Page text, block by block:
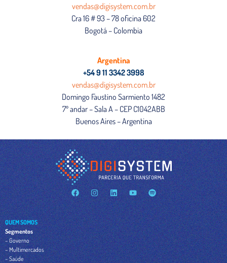
vendas@digisystem.com.br
Cra 16 # 93 – 78 oficina 602
Bogotá – Colombia
Argentina
+54 9 11 3342 3998
vendas@digisystem.com.br
Domingo Faustino Sarmiento 1482
7º andar – Sala A – CEP C1042ABB
Buenos Aires – Argentina
QUEM SOMOS
Segmentos
– Governo
– Multimercados
– Saúde